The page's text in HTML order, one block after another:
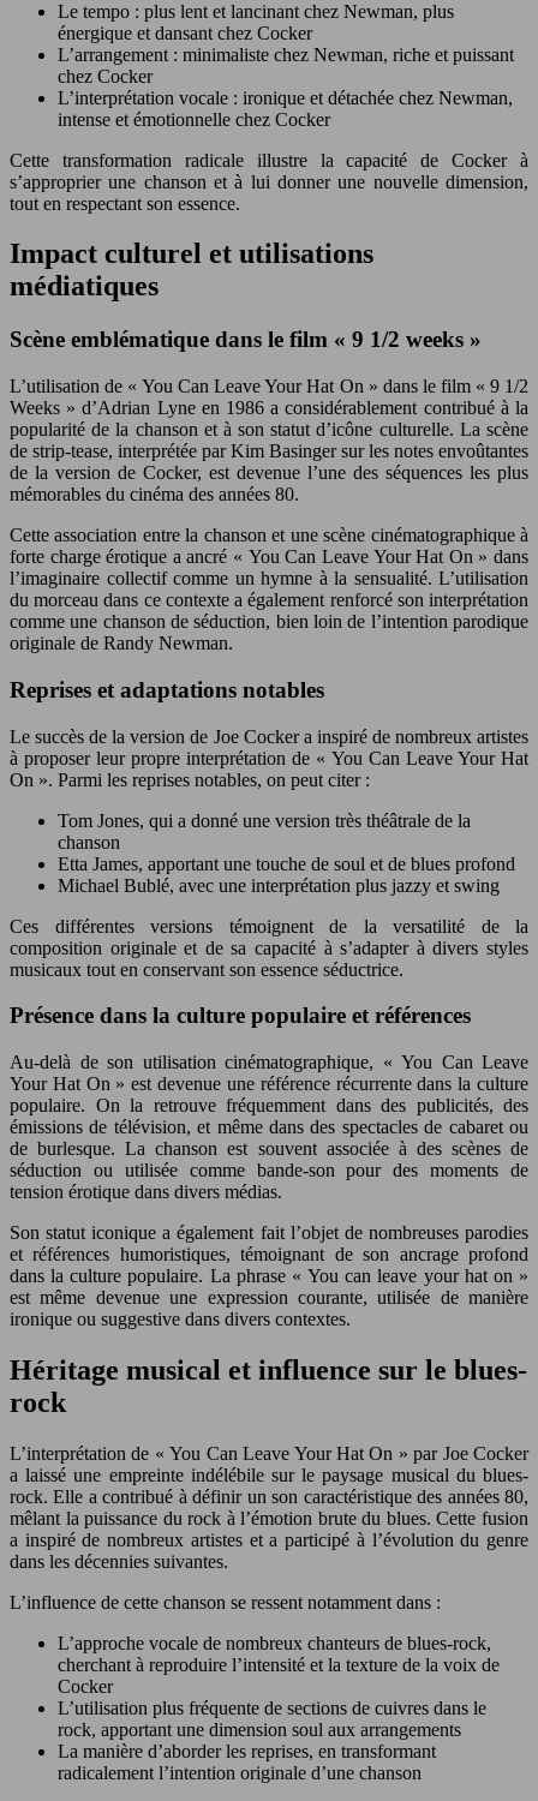
Le tempo : plus lent et lancinant chez Newman, plus
énergique et dansant chez Cocker
L’arrangement : minimaliste chez Newman, riche et puissant
chez Cocker
L’interprétation vocale : ironique et détachée chez Newman,
intense et émotionnelle chez Cocker
Cette transformation radicale illustre la capacité de Cocker à
s’approprier une chanson et à lui donner une nouvelle dimension,
tout en respectant son essence.
Impact culturel et utilisations
médiatiques
Scène emblématique dans le film « 9 1/2 weeks »
L’utilisation de « You Can Leave Your Hat On » dans le film « 9 1/2
Weeks » d’Adrian Lyne en 1986 a considérablement contribué à la
popularité de la chanson et à son statut d’icône culturelle. La scène
de strip-tease, interprétée par Kim Basinger sur les notes envoûtantes
de la version de Cocker, est devenue l’une des séquences les plus
mémorables du cinéma des années 80.
Cette association entre la chanson et une scène cinématographique à
forte charge érotique a ancré « You Can Leave Your Hat On » dans
l’imaginaire collectif comme un hymne à la sensualité. L’utilisation
du morceau dans ce contexte a également renforcé son interprétation
comme une chanson de séduction, bien loin de l’intention parodique
originale de Randy Newman.
Reprises et adaptations notables
Le succès de la version de Joe Cocker a inspiré de nombreux artistes
à proposer leur propre interprétation de « You Can Leave Your Hat
On ». Parmi les reprises notables, on peut citer :
Tom Jones, qui a donné une version très théâtrale de la
chanson
Etta James, apportant une touche de soul et de blues profond
Michael Bublé, avec une interprétation plus jazzy et swing
Ces différentes versions témoignent de la versatilité de la
composition originale et de sa capacité à s’adapter à divers styles
musicaux tout en conservant son essence séductrice.
Présence dans la culture populaire et références
Au-delà de son utilisation cinématographique, « You Can Leave
Your Hat On » est devenue une référence récurrente dans la culture
populaire. On la retrouve fréquemment dans des publicités, des
émissions de télévision, et même dans des spectacles de cabaret ou
de burlesque. La chanson est souvent associée à des scènes de
séduction ou utilisée comme bande-son pour des moments de
tension érotique dans divers médias.
Son statut iconique a également fait l’objet de nombreuses parodies
et références humoristiques, témoignant de son ancrage profond
dans la culture populaire. La phrase « You can leave your hat on »
est même devenue une expression courante, utilisée de manière
ironique ou suggestive dans divers contextes.
Héritage musical et influence sur le blues-
rock
L’interprétation de « You Can Leave Your Hat On » par Joe Cocker
a laissé une empreinte indélébile sur le paysage musical du blues-
rock. Elle a contribué à définir un son caractéristique des années 80,
mêlant la puissance du rock à l’émotion brute du blues. Cette fusion
a inspiré de nombreux artistes et a participé à l’évolution du genre
dans les décennies suivantes.
L’influence de cette chanson se ressent notamment dans :
L’approche vocale de nombreux chanteurs de blues-rock,
cherchant à reproduire l’intensité et la texture de la voix de
Cocker
L’utilisation plus fréquente de sections de cuivres dans le
rock, apportant une dimension soul aux arrangements
La manière d’aborder les reprises, en transformant
radicalement l’intention originale d’une chanson